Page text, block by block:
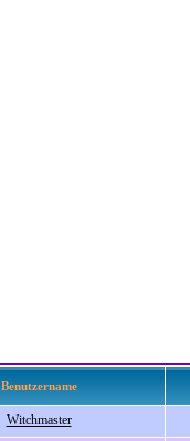
Benutzername
Witchmaster